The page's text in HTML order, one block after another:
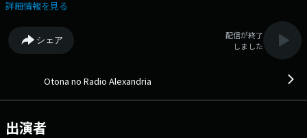
ーエッセイ【SELF PORTRAIT】、過去とイマを繋ぐ名曲たちをオンエア
ら、”様々な生き方”のヒントを共有していきます。 ▽12:55〜 【 ウェ
ザーレポート 】 --- 番組Webサイト：https://jfn-
pods.com/program/57661 メッセージフォーム：
「@alexinterfm」
詳細情報を見る
シェア
配信が終了
しました
Otona no Radio Alexandria
出演者